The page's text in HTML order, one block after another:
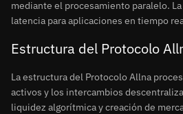
mediante el procesamiento paralelo.
latencia para aplicaciones en tiempo
Estructura del Protocolo
La estructura del Protocolo Allna
activos y los intercambios
liquidez algorítmica y creación de